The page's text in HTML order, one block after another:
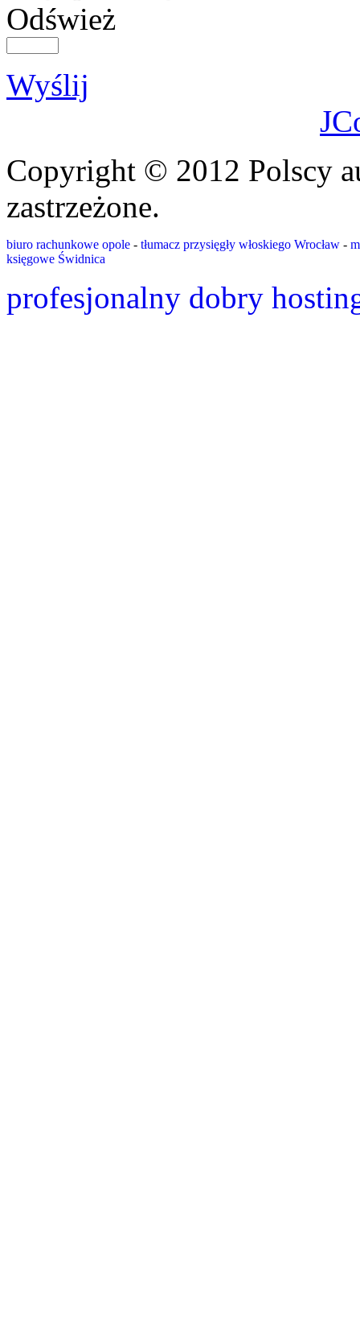
Odśwież
Wyślij
Copyright © 2012 Polscy
zastrzeżone.
biuro rachunkowe opole - tłumacz przysięgły włoskiego Wrocław -
księgowe Świdnica
profesjonalny dobry